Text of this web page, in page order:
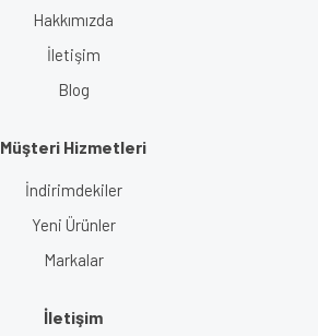
Hakkımızda
İletişim
Blog
Müşteri Hizmetleri
İndirimdekiler
Yeni Ürünler
Markalar
İletişim